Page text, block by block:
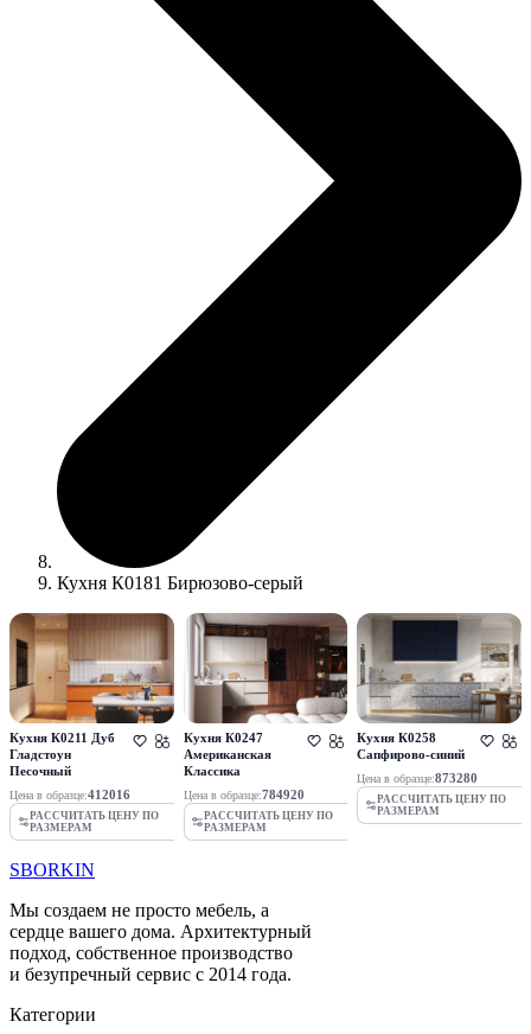
Кухня К0181 Бирюзово-серый
Кухня К0211 Дуб
Гладстоун
Песочный
Цена в образце:412016
РАССЧИТАТЬ ЦЕНУ ПО
РАЗМЕРАМ
Кухня К0247
Американская
Классика
Цена в образце:784920
РАССЧИТАТЬ ЦЕНУ ПО
РАЗМЕРАМ
Кухня К0258
Сапфирово-синий
Цена в образце:873280
РАССЧИТАТЬ ЦЕНУ ПО
РАЗМЕРАМ
SBORKIN
Мы создаем не просто мебель, а
сердце вашего дома. Архитектурный
подход, собственное производство
и безупречный сервис с 2014 года.
Категории